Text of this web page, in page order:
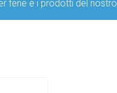
ferie e i prodotti del